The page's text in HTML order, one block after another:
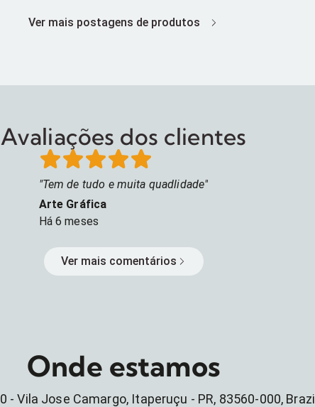
Ver mais postagens de produtos
Avaliações dos clientes
Tem de tudo e muita quadlidade
Arte Gráfica
Há 6 meses
Ver mais comentários
Onde estamos
- Vila Jose Camargo, Itaperuçu - PR, 83560-000, Brazil